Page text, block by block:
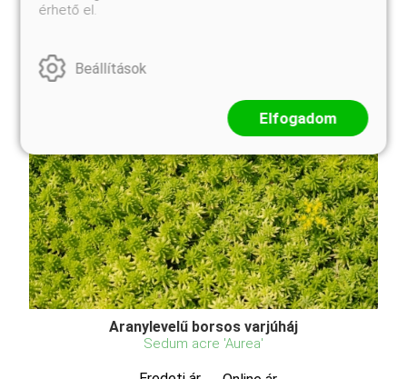
tulajdonságok Magasság és forma: Oszlopos
Aranylevelű borsos varjúháj
Sedum acre 'Aurea'
érhető el.
Beállítások
Elfogadom